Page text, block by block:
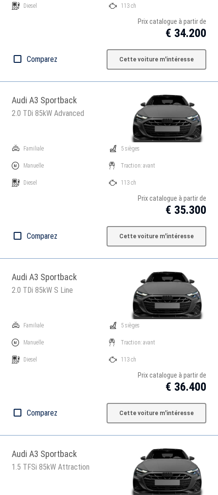
Diesel 113 ch
Prix catalogue à partir de
€ 34.200
Comparez Cette voiture m'intéresse
Audi A3 Sportback
2.0 TDi 85kW Advanced
Familiale
Manuelle
Diesel
5 sièges
Traction: avant
113 ch
Prix catalogue à partir de
€ 35.300
Comparez Cette voiture m'intéresse
Audi A3 Sportback
2.0 TDi 85kW S Line
Familiale
Manuelle
Diesel
5 sièges
Traction: avant
113 ch
Prix catalogue à partir de
€ 36.400
Comparez Cette voiture m'intéresse
Audi A3 Sportback
1.5 TFSi 85kW Attraction